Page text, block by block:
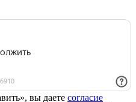
вы даете согласие